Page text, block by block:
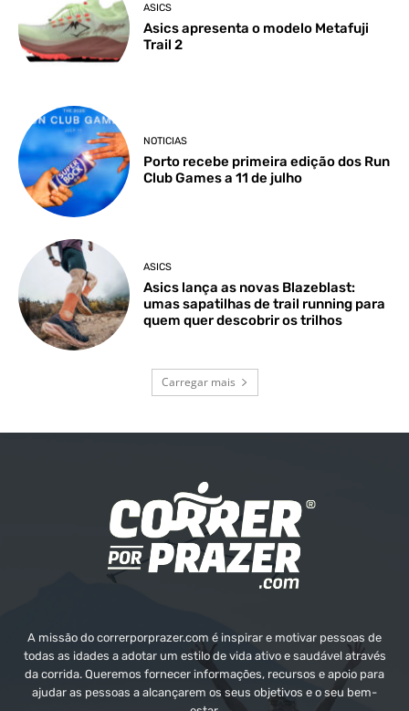
ASICS
Asics apresenta o modelo Metafuji
Trail 2
NOTICIAS
Porto recebe primeira edição dos Run
Club Games a 11 de julho
ASICS
Asics lança as novas Blazeblast:
umas sapatilhas de trail running para
quem quer descobrir os trilhos
Carregar mais
A missão do correrporprazer.com é inspirar e motivar pessoas de
todas as idades a adotar um estilo de vida ativo e saudável através
da corrida. Queremos fornecer informações, recursos e apoio para
ajudar as pessoas a alcançarem os seus objetivos e o seu bem-